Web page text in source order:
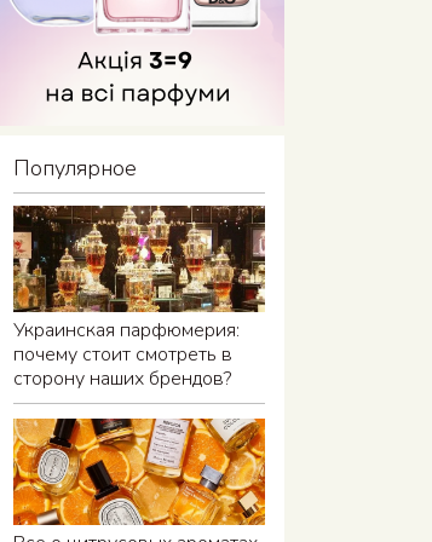
Популярное
Украинская парфюмерия:
почему стоит смотреть в
сторону наших брендов?